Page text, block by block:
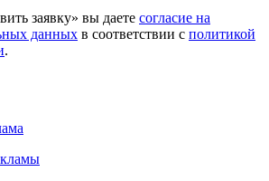
заявку» вы даете согласие на
данных в соответствии с политикой
.